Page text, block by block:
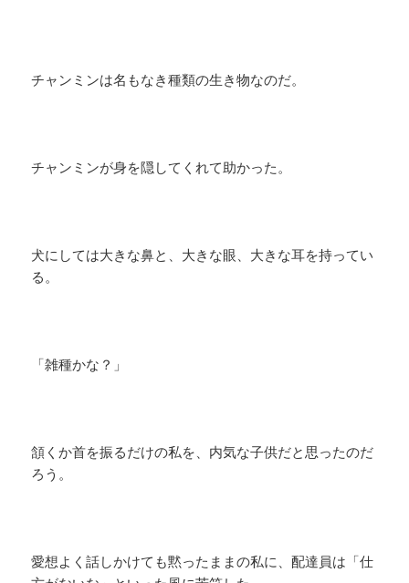
チャンミンは名もなき種類の生き物なのだ。
チャンミンが身を隠してくれて助かった。
犬にしては大きな鼻と、大きな眼、大きな耳を持ってい
る。
「雑種かな？」
頷くか首を振るだけの私を、内気な子供だと思ったのだ
ろう。
愛想よく話しかけても黙ったままの私に、配達員は「仕